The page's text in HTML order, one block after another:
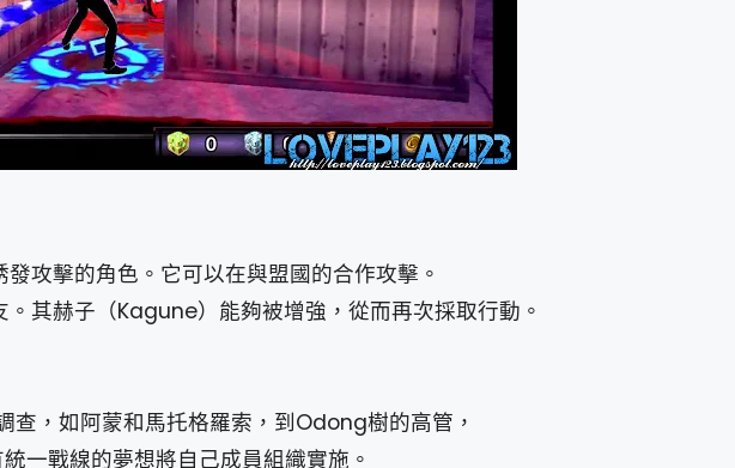
攻擊的角色。它可以在與盟國的合作攻擊。
其赫子（Kagune）能夠被增強，從而再次採取行動。
查，如阿蒙和馬托格羅索，到Odong樹的高管，
一戰線的夢想將自己成員組織實施。